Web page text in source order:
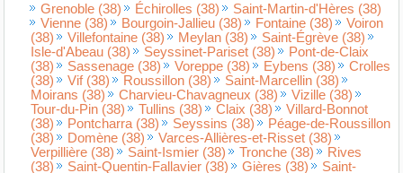
Grenoble (38)
Échirolles (38)
Saint-Martin-d'Hères (38)
Vienne (38)
Bourgoin-Jallieu (38) Fontaine (38)
Voiron
(38)
Villefontaine (38) Meylan (38)
Saint-Égrève (38)
Isle-d'Abeau (38)
Seyssinet-Pariset (38)
Pont-de-Claix
(38)
Sassenage (38) Voreppe (38) Eybens (38)
Crolles
(38)
Vif (38) Roussillon (38)
Saint-Marcellin (38)
Moirans (38)
Charvieu-Chavagneux (38)
Vizille (38)
Tour-du-Pin (38)
Tullins (38) Claix (38)
Villard-Bonnot
(38)
Pontcharra (38) Seyssins (38)
Péage-de-Roussillon
(38)
Domène (38)
Varces-Allières-et-Risset (38)
Verpillière (38)
Saint-Ismier (38) Tronche (38)
Rives
(38)
Saint-Quentin-Fallavier (38) Gières (38)
Saint-